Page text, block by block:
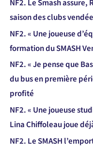
NF2. Le Smash
saison des clubs
NF2. « Une joueuse
formation du SMASH
NF2. « Je pense que
du bus en première
profité
NF2. « Une joueuse
Lina Chiffoleau joue
NF2. Le SMASH